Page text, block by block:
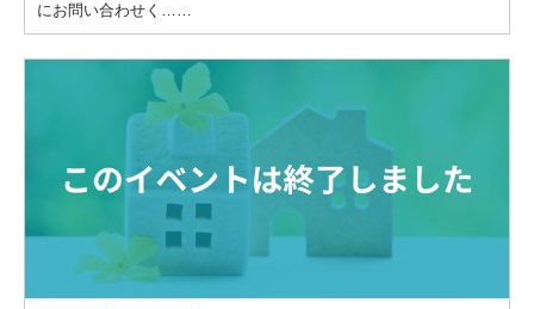
にお問い合わせく……